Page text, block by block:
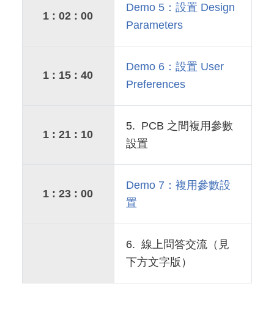
1 : 02 : 00
Demo 5：設置 Design
Parameters
1 : 15 : 40
Demo 6：設置 User
Preferences
1 : 21 : 10
5. PCB 之間複用參數
設置
1 : 23 : 00
Demo 7：複用參數設
置
6. 線上問答交流（見
下方文字版）